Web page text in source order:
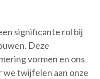
significante rol bij
Deze
vormen en ons
twijfelen aan onze